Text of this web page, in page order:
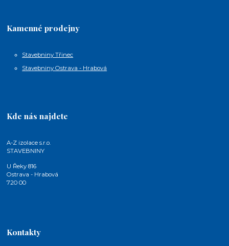
Kamenné prodejny
Stavebniny Třinec
Stavebniny Ostrava - Hrabová
Kde nás najdete
A-Z izolace s.r.o.
STAVEBNINY
U Řeky 816
Ostrava - Hrabová
720 00
Kontakty